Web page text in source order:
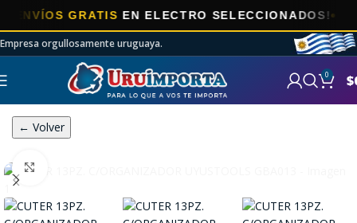
GRATISEN ELECTRO SELECCIONADOS!
Empresa orgullosamente uruguaya.
0 $
← Volver